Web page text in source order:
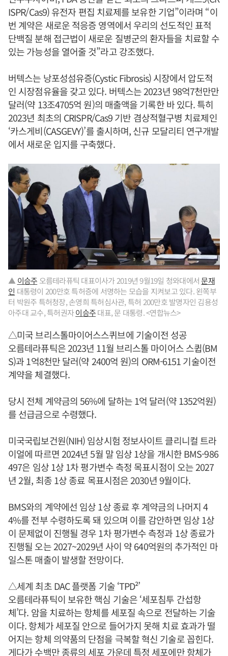
ISPR/Cas9) 유전자 편집 치료제를 보유한 기업”이라며 “이
번 계약은 새로운 적응증 영역에서 우리의 선도적인 표적
단백질 분해 접근법이 새로운 질병군의 환자들을 치료할 수
있는 가능성을 열어줄 것”라고 강조했다.
버텍스는 낭포성섬유증(Cystic Fibrosis) 시장에서 압도적
인 시장점유율을 갖고 있다. 버텍스는 2023년 98억7천만만
달러(약 13조4705억 원)의 매출액을 기록한 바 있다. 특히
2023년 최초의 CRISPR/Cas9 기반 겸상적혈구병 치료제인
‘카스게비(CASGEVY)’를 출시하며, 신규 모달리티 연구개발
에서 새로운 입지를 구축했다.
▲ 이승주 오름테라퓨틱 대표이사가 2019년 9월19일 청와대에서문재
인 대통령이 200만호 특허증에 서명하는 모습을 지켜보고 있다. 왼쪽부
터 박원주 특허청장, 손영희 특허심사관, 특허 200만호 발명자인 김용성
아주대 교수, 특허권자이승주대표, 문 대통령. <연합뉴스>
△미국 브리스톨마이어스스퀴브에 기술이전 성공
오름테라퓨틱은 2023년 11월 브리스톨 마이어스 스큅(BM
S)과 1억8천만 달러(약 2400억 원)의 ORM-6151 기술이전
계약을 체결했다.
당시 전체 계약금의 56%에 달하는 1억 달러(약 1352억원)
를 선급금으로 수령했다.
미국국립보건원(NIH) 임상시험 정보사이트 클리니컬 트라
이얼에 따르면 2024년 5월 말 임상 1상을 개시한 BMS-986
497은 임상 1상 1차 평가변수 측정 목표시점이 오는 2027
년 2월, 최종 1상 종료 목표시점은 2030년 9월이다.
BMS와의 계약에선 임상 1상 종료 후 계약금의 나머지 4
4%를 전부 수령하도록 돼 있으며 이를 감안하면 임상 1상
이 문제없이 진행될 경우 1차 평가변수 측정과 1상 종료가
진행될 오는 2027~2029년 사이 약 640억원의 추가적인 마
일스톤 매출이 발생할 전망이다.
△세계 최초 DAC 플랫폼 기술 ‘TPD²’
오름테라퓨틱이 보유한 핵심 기술은 ‘세포침투 간섭항
체’다. 암을 치료하는 항체를 세포질 속으로 전달하는 기술
이다. 항체가 세포질 안으로 들어가지 못해 치료 효과가 떨
어지는 항체 의약품의 단점을 극복할 혁신 기술로 꼽힌다.
게다가 수백만 종류의 세포 가운데 특정 세포에만 항체가